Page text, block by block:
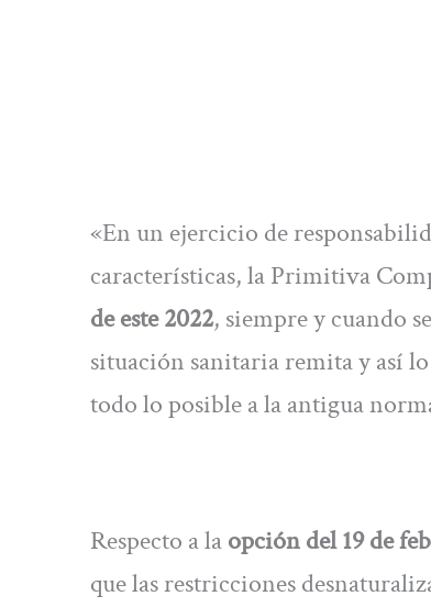
«En un ejercicio de
características, la Primitiva
de este 2022, siempre y cuando
situación sanitaria remita y así
todo lo posible a la antigua
Respecto a laopción del 19 de
que las restricciones